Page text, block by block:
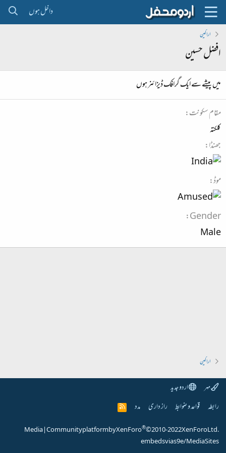
داخل ہوں
اراکین
افضل حسین
میں پیشے سے ایک گرافک ڈیزائنر ہوں
مقام سکونت
کلکتہ
جھنڈا
موڈ
Gender
Male
اراکین
مہر
اردو جدید
رابطہ قواعد و ضوابط راز داری مدد
R
S
Community platform by XenForo®© 2010-2022 XenForo Ltd.
|
Media
embeds via s9e/MediaSites